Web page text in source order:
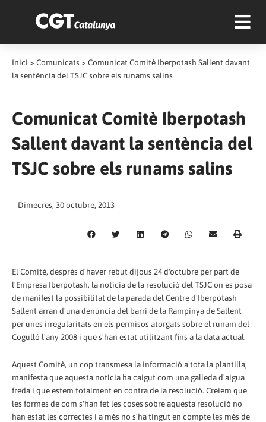
Inici > Comunicats > Comunicat Comitè Iberpotash Sallent davant
la sentència del TSJC sobre els runams salins
Comunicat Comitè Iberpotash
Sallent davant la sentència del
TSJC sobre els runams salins
Dimecres, 30 octubre, 2013
El Comitè, després d'haver rebut dijous 24 d'octubre per part de
l'Empresa Iberpotash, la notícia de la resolució del TSJC on es posa
de manifest la possibilitat de la parada del Centre d'Iberpotash
Sallent arran d'una denúncia del barri de la Rampinya de Sallent
per unes irregularitats en els permisos atorgats sobre el runam del
Cogulló l'any 2008 i que s'han estat utilitzant fins a la data actual.
Aquest Comitè, un cop transmesa la informació a tota la plantilla,
manifesta que aquesta notícia ha caigut com una galleda d'aigua
freda i que estem totalment en contra de la resolució. Creiem que
les formes de com s'han fet les coses sobre aquesta resolució no
han estat les correctes i a més no s'ha tingut en compte les més de